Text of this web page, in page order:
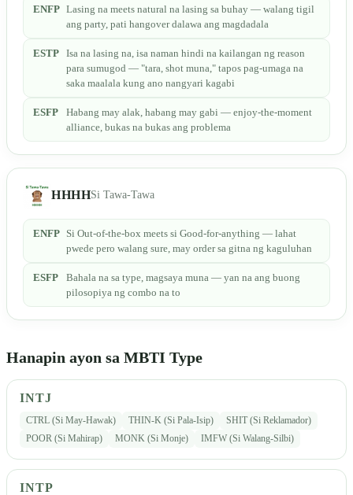
ENFP Lasing na meets natural na lasing sa buhay — walang tigil
ang party, pati hangover dalawa ang magdadala
ESTP Isa na lasing na, isa naman hindi na kailangan ng reason
para sumugod — "tara, shot muna," tapos pag-umaga na
saka maalala kung ano nangyari kagabi
ESFP
Habang may alak, habang may gabi — enjoy-the-moment
alliance, bukas na bukas ang problema
HHHHSi Tawa-Tawa
ENFP Si Out-of-the-box meets si Good-for-anything — lahat
pwede pero walang sure, may order sa gitna ng kaguluhan
ESFP
Bahala na sa type, magsaya muna — yan na ang buong
pilosopiya ng combo na to
Hanapin ayon sa MBTI Type
INTJ
CTRL (Si May-Hawak) THIN-K (Si Pala-Isip)
SHIT (Si Reklamador)
POOR (Si Mahirap)
MONK (Si Monje) IMFW (Si Walang-Silbi)
INTP